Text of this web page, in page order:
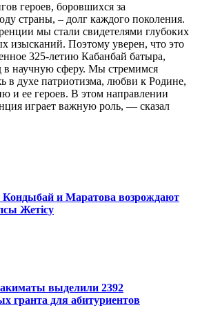
героев, боровшихся за
страны, – долг каждого поколения.
мы стали свидетелями глубоких
изысканий. Поэтому уверен, что это
325-летию Кабанбай батыра,
в научную сферу. Мы стремимся
в духе патриотизма, любви к Родине,
и ее героев. В этом направлении
играет важную роль, — сказал
Кондыбай и Маратова возрождают
Жетісу
акиматы выделили 2392
гранта для абитуриентов